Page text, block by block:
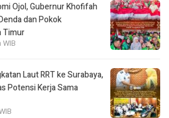
Ojol, Gubernur Khofifah
dan Pokok
Timur
Laut RRT ke Surabaya,
Potensi Kerja Sama